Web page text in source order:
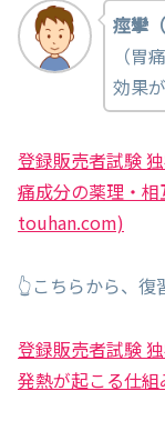
痙攣
（胃
効果
登録販売者試験
痛成分の薬理・
touhan.com)
👆こちらから、復
登録販売者試験
発熱が起こる仕